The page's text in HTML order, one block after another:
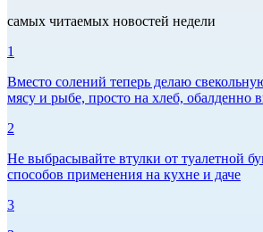
самых читаемых новостей недели
1
Вместо солений теперь делаю
мясу и рыбе, просто на хлеб, обалденно
2
Не выбрасывайте втулки от туалетной
способов применения на кухне и даче
3